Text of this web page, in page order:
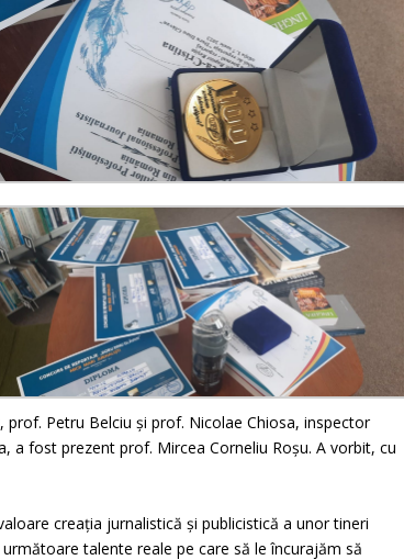
Petru Belciu și prof. Nicolae Chiosa, inspector
a fost prezent prof. Mircea Corneliu Roșu. A vorbit, cu
creația jurnalistică și publicistică a unor tineri
talente reale pe care să le încurajăm să